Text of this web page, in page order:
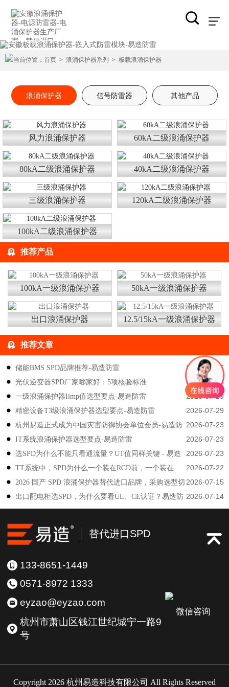
当前位置： 首页 > 浪涌保护器系列 > 板载浪涌保护器
浪涌保护器 信号防雷器 其他产品
风力浪涌保护器 60kA二级浪涌保护器
80kA二级浪涌保护器 40kA二级浪涌保护器
三级浪涌保护器 120kA二级浪涌保护器
100kA二级浪涌保护器
推荐产品
100kA一级浪涌保护器 50kA一级浪涌保护器
出口浪涌保护器 12.5/15kA一级浪涌保护器
推荐文章
2026-08-06
储能BMS SPD品牌推荐-易造防雷
2026-08-05
光伏逆变器SPD厂家哪家好：5项核验标准
2026-07-29
一级浪涌保护器Iimp值选型要点-易造防雷
2026-07-29
精密设备T3级浪涌保护器选型要点-易造防雷
2026-07-23
杭州易造正式成为中国灾害防御协会单位会员-易造防
雷
2026-07-23
IT系统浪涌保护器选型要点-易造防雷
2026-07-23
选SPD为什么不能只看通流量？UT值同样关键 - 易造
防雷
2026-07-22
TT系统中，SPD为什么一个装在RCD前，一个装在
后？-易造防雷
2026-07-15
2026 国产 SPD 浪涌保护器替代进口品牌，采购选型切
勿只对比价格-易造防雷
2026-07-14
出口配电柜选SPD，为什么要看UL、CE认证？易造防
替代进口SPD
133-8651-1449
0571-8972 1333
eyzao@eyzao.com
杭州市萧山区钱江世纪城宁一路9
号
微信咨询
Copyright 2026 杭州易造科技有限公司 All Rights Reserved